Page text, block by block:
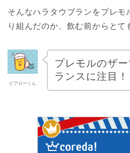
そんなハラタウブランをプレモ
り組んだのか、飲む前からとて
ビアローくん
プレモルのザ
ランスに注目！